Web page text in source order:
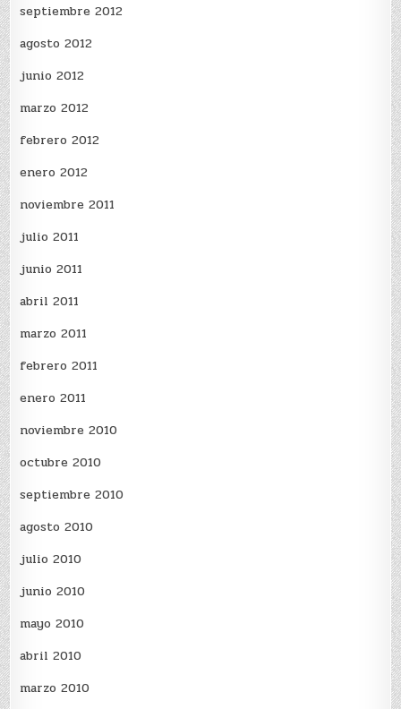
septiembre 2012
agosto 2012
junio 2012
marzo 2012
febrero 2012
enero 2012
noviembre 2011
julio 2011
junio 2011
abril 2011
marzo 2011
febrero 2011
enero 2011
noviembre 2010
octubre 2010
septiembre 2010
agosto 2010
julio 2010
junio 2010
mayo 2010
abril 2010
marzo 2010